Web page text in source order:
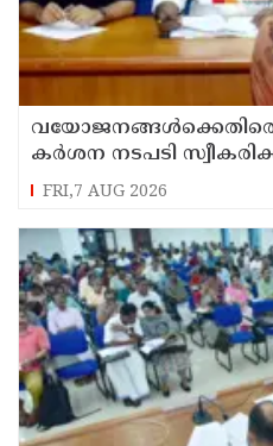
കർശന നടപടി
FRI,7 AUG 2026